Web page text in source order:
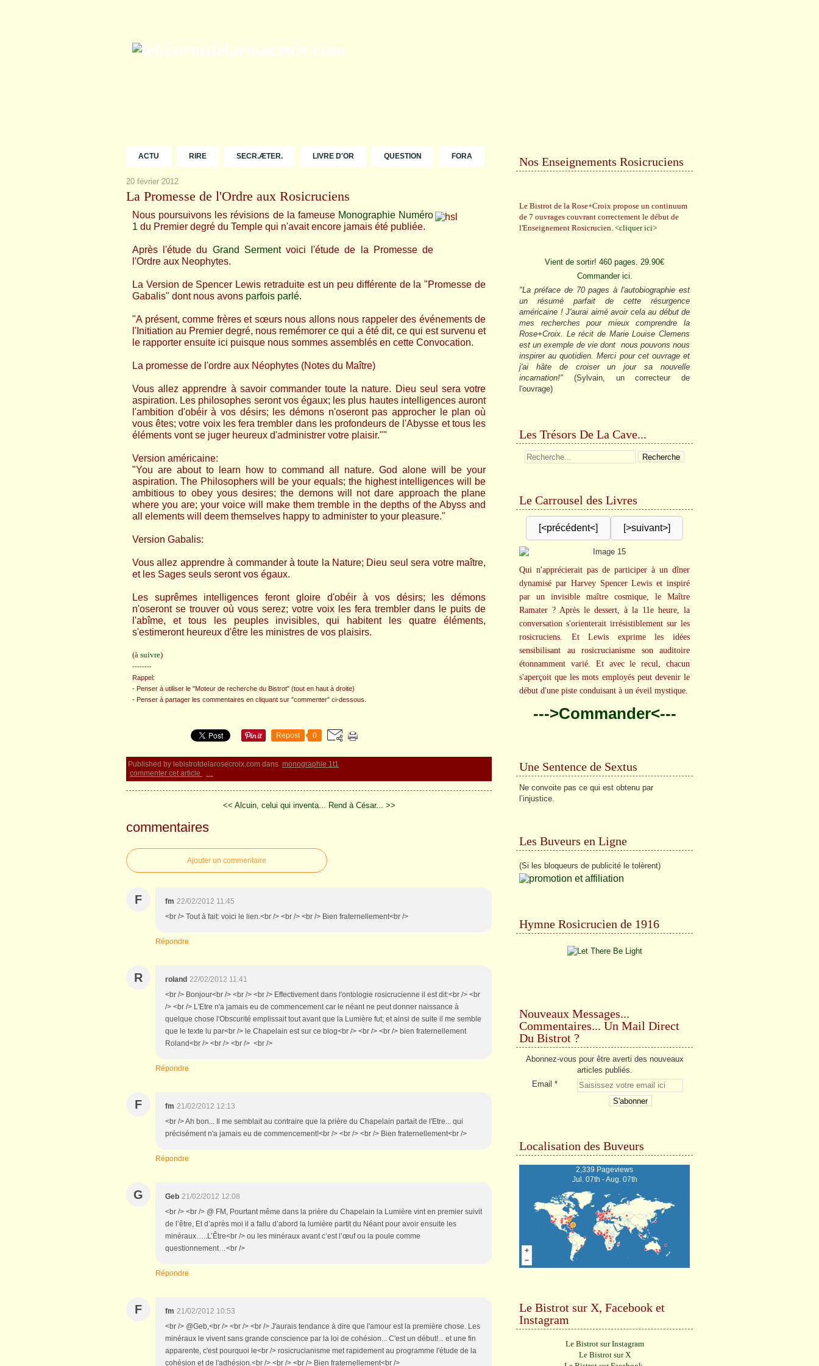
ACTU RIRE SECR.ÆTER. LIVRE D'OR QUESTION FORA
20 février 2012
La Promesse de l'Ordre aux Rosicruciens
Nous poursuivons les révisions de la fameuse Monographie Numéro
1 du Premier degré du Temple qui n'avait encore jamais été publiée.
Après l'étude du Grand Sermentvoici l'étude de la Promesse de
l'Ordre aux Neophytes.
La Version de Spencer Lewis retraduite est un peu différente de la "Promesse de
Gabalis" dont nous avons parfois parlé.
"A présent, comme frères et sœurs nous allons nous rappeler des événements de
l'Initiation au Premier degré, nous remémorer ce qui a été dit, ce qui est survenu et
le rapporter ensuite ici puisque nous sommes assemblés en cette Convocation.
La promesse de l'ordre aux Néophytes (Notes du Maître)
Vous allez apprendre à savoir commander toute la nature. Dieu seul sera votre
aspiration. Les philosophes seront vos égaux; les plus hautes intelligences auront
l'ambition d'obéir à vos désirs; les démons n'oseront pas approcher le plan où
vous êtes; votre voix les fera trembler dans les profondeurs de l'Abysse et tous les
éléments vont se juger heureux d'administrer votre plaisir.""
Version américaine:
"You are about to learn how to command all nature. God alone will be your
aspiration. The Philosophers will be your equals; the highest intelligences will be
ambitious to obey yous desires; the demons will not dare approach the plane
where you are; your voice will make them tremble in the depths of the Abyss and
all elements will deem themselves happy to administer to your pleasure."
Version Gabalis:
Vous allez apprendre à commander à toute la Nature; Dieu seul sera votre maître,
et les Sages seuls seront vos égaux.
Les suprêmes intelligences feront gloire d'obéir à vos désirs; les démons
n'oseront se trouver où vous serez; votre voix les fera trembler dans le puits de
l'abîme, et tous les peuples invisibles, qui habitent les quatre éléments,
s'estimeront heureux d'être les ministres de vos plaisirs.
(à suivre)
--------
Rappel:
- Penser à utiliser le "Moteur de recherche du Bistrot" (tout en haut à droite)
- Penser à partager les commentaires en cliquant sur "commenter" ci-dessous.
Repost 0
Published by lebistrotdelarosecroix.com dans monographie 1t1
commenter cet article
…
<< Alcuin, celui qui inventa... Rend à César... >>
commentaires
Ajouter un commentaire
F fm 22/02/2012 11:45
<br /> Tout à fait: voici le lien.<br /> <br /> <br /> Bien fraternellement<br />
Répondre
R roland 22/02/2012 11:41
<br /> Bonjour<br /> <br /> <br /> Effectivement dans l'ontologie rosicrucienne il est dit:<br /> <br
/> <br /> L'Etre n'a jamais eu de commencement car le néant ne peut donner naissance à
quelque chose l'Obscurité emplissait tout avant que la Lumière fut; et ainsi de suite il me semble
que le texte lu par<br /> le Chapelain est sur ce blog<br /> <br /> <br /> bien fraternellement
Roland<br /> <br /> <br /> <br />
Répondre
F fm 21/02/2012 12:13
<br /> Ah bon... Il me semblait au contraire que la prière du Chapelain partait de l'Etre... qui
précisément n'a jamais eu de commencement!<br /> <br /> <br /> Bien fraternellement<br />
Répondre
G Geb 21/02/2012 12:08
<br /> <br /> @ FM, Pourtant même dans la prière du Chapelain la Lumière vint en premier suivit
de l’être, Et d’après moi il a fallu d’abord la lumière partit du Néant pour avoir ensuite les
minéraux…..L’Être<br /> ou les minéraux avant c’est l’œuf ou la poule comme
questionnement…<br />
Répondre
F fm 21/02/2012 10:53
<br /> @Geb,<br /> <br /> <br /> J'aurais tendance à dire que l'amour est la première chose. Les
minéraux le vivent sans grande conscience par la loi de cohésion... C'est un début!... et une fin
apparente, c'est pourquoi le<br /> rosicrucianisme met rapidement au programme l'étude de la
cohésion et de l'adhésion.<br /> <br /> <br /> Bien fraternellement<br />
Nos Enseignements Rosicruciens
Le Bistrot de la Rose+Croix propose un continuum
de 7 ouvrages couvrant correctement le début de
l'Enseignement Rosicrucien. <cliquer ici>
Vient de sortir! 460 pages. 29.90€
Commander ici.
"La préface de 70 pages à l'autobiographie est
un résumé parfait de cette résurgence
américaine ! J'aurai aimé avoir cela au début de
mes recherches pour mieux comprendre la
Rose+Croix. Le récit de Marie Louise Clemens
est un exemple de vie dont nous pouvons nous
inspirer au quotidien. Merci pour cet ouvrage et
j'ai hâte de croiser un jour sa nouvelle
incarnation!" (Sylvain, un correcteur de
l'ouvrage)
Les Trésors De La Cave...
Le Carrousel des Livres
[<précédent<] [>suivant>]
Qui n'apprécierait pas de participer à un dîner
dynamisé par Harvey Spencer Lewis et inspiré
par un invisible maître cosmique, le Maître
Ramater ? Après le dessert, à la 11e heure, la
conversation s'orienterait irrésistiblement sur les
rosicruciens. Et Lewis exprime les idées
sensibilisant au rosicrucianisme son auditoire
étonnamment varié. Et avec le recul, chacun
s'aperçoit que les mots employés peut devenir le
début d'une piste conduisant à un éveil mystique.
--->Commander<---
Une Sentence de Sextus
Ne convoite pas ce qui est obtenu par
l’injustice.
Les Buveurs en Ligne
(Si les bloqueurs de publicité le tolèrent)
Hymne Rosicrucien de 1916
Nouveaux Messages...
Commentaires... Un Mail Direct
Du Bistrot ?
Abonnez-vous pour être averti des nouveaux
articles publiés.
Email
Localisation des Buveurs
2,339 Pageviews
Jul. 07th - Aug. 07th
Le Bistrot sur X, Facebook et
Instagram
Le Bistrot sur Instagram
Le Bistrot sur X